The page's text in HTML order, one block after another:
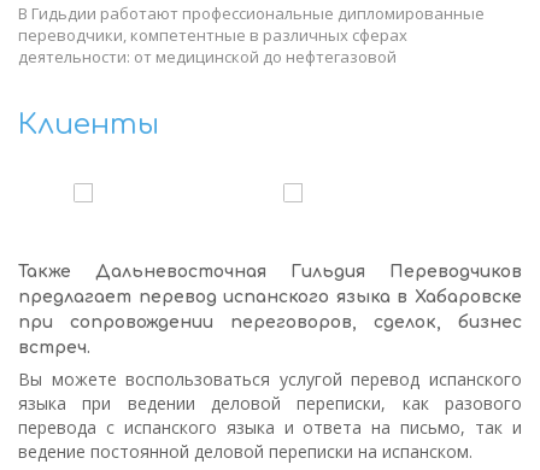
В Гидьдии работают профессиональные дипломированные
переводчики, компетентные в различных сферах
деятельности: от медицинской до нефтегазовой
Клиенты
Также Дальневосточная Гильдия Переводчиков
предлагает перевод испанского языка в Хабаровске
при сопровождении переговоров, сделок, бизнес
встреч.
Вы можете воспользоваться услугой перевод испанского
языка при ведении деловой переписки, как разового
перевода с испанского языка и ответа на письмо, так и
ведение постоянной деловой переписки на испанском.